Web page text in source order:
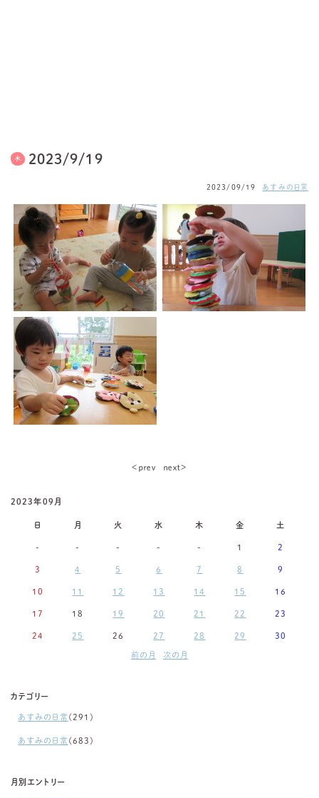
2023/9/19
2023/09/19 あすみの日常
＜ｐｒｅｖ ｎｅｘｔ＞
2023年09月
日 月 火 水 木 金 土
- - - - - 1 2
3 4 5 6 7 8 9
10 11 12 13 14 15 16
17 18 19 20 21 22 23
24 25 26 27 28 29 30
前の月 次の月
カテゴリー
あすみの日常(291)
あすみの日常(683)
月別エントリー